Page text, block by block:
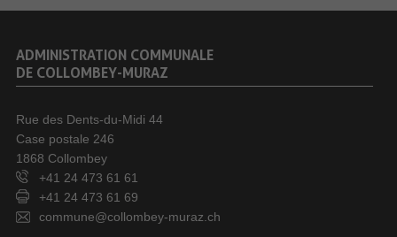
ADMINISTRATION COMMUNALE
DE COLLOMBEY-MURAZ
Rue des Dents-du-Midi 44
Case postale 246
1868 Collombey
+41 24 473 61 61
+41 24 473 61 69
commune@collombey-muraz.ch